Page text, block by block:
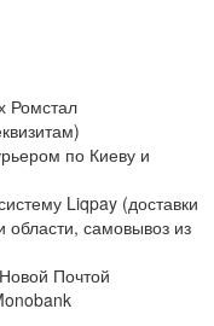
Ромстал
по Киеву и
Liqpay (доставки
самовывоз из
Почтой